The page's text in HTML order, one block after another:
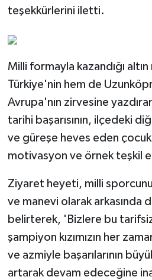
teşekkürlerini iletti.
Milli formayla kazandığı
Türkiye'nin hem de
Avrupa'nın zirvesine
tarihi başarısının, ilçedeki
ve güreşe heves eden
motivasyon ve örnek teşkil
Ziyaret heyeti, milli
ve manevi olarak arkasında
belirterek, 'Bizlere bu
şampiyon kızımızın her
ve azmiyle başarılarının
artarak devam edeceğine